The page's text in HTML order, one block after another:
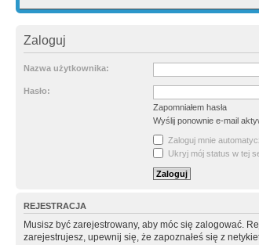
Zaloguj
Nazwa użytkownika:
Hasło:
Zapomniałem hasła
Wyślij ponownie e-mail
Zaloguj mnie
Ukryj mój status w tej
REJESTRACJA
Musisz być zarejestrowany, aby móc się zalogować.
zarejestrujesz, upewnij się, że zapoznałeś się z